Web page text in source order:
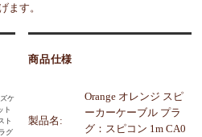
ます。
ケ
ト
ト
グ
商品仕様
製品名:
Orange オレンジ スピ
ーカーケーブル プラ
グ：スピコン 1m CA0